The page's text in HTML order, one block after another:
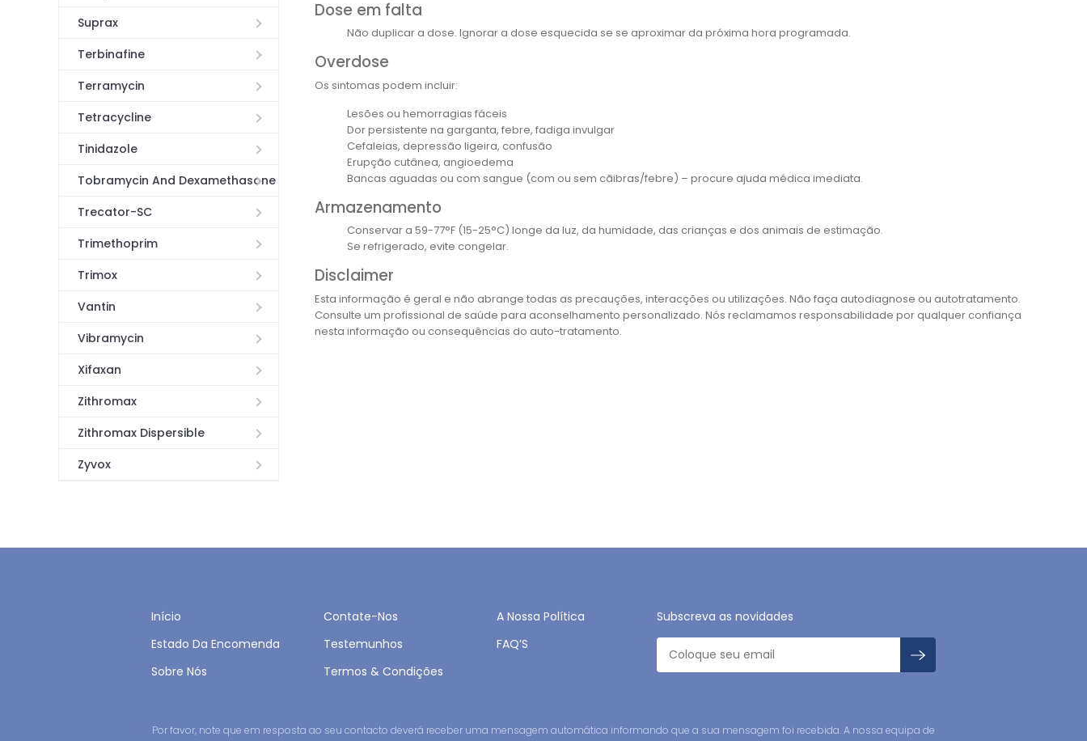
Suprax
Terbinafine
Terramycin
Tetracycline
Tinidazole
Tobramycin And Dexamethasone
Trecator-SC
Trimethoprim
Trimox
Vantin
Vibramycin
Xifaxan
Zithromax
Zithromax Dispersible
Zyvox
Dose em falta
Não duplicar a dose. Ignorar a dose esquecida se se aproximar da próxima hora programada.
Overdose
Os sintomas podem incluir:
Lesões ou hemorragias fáceis
Dor persistente na garganta, febre, fadiga invulgar
Cefaleias, depressão ligeira, confusão
Erupção cutânea, angioedema
Bancas aguadas ou com sangue (com ou sem cãibras/febre) – procure ajuda médica imediata.
Armazenamento
Conservar a 59-77°F (15-25°C) longe da luz, da humidade, das crianças e dos animais de estimação.
Se refrigerado, evite congelar.
Disclaimer
Esta informação é geral e não abrange todas as precauções, interacções ou utilizações. Não faça autodiagnose ou autotratamento.
Consulte um profissional de saúde para aconselhamento personalizado. Nós reclamamos responsabilidade por qualquer confiança
nesta informação ou consequências do auto-tratamento.
Início Contate-Nos
A Nossa Política
Estado Da Encomenda
Testemunhos
FAQ’S
Sobre Nós
Termos & Condições
Subscreva as novidades
Por favor, note que em resposta ao seu contacto deverá receber uma mensagem automática informando que a sua mensagem foi recebida. A nossa equipa de